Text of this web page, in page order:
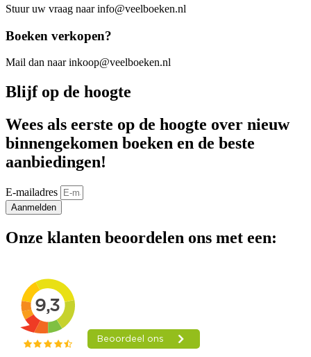
Stuur uw vraag naar info@veelboeken.nl
Boeken verkopen?
Mail dan naar inkoop@veelboeken.nl
Blijf op de hoogte
Wees als eerste op de hoogte over nieuw
binnengekomen boeken en de beste
aanbiedingen!
E-mailadres
Aanmelden
Onze klanten beoordelen ons met een: